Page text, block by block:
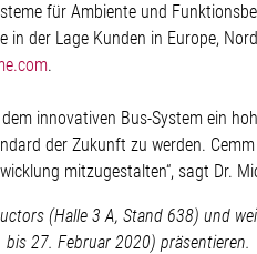
für Ambiente und
in der Lage Kunden in Europe,
.
dem innovativen Bus-System ein
der Zukunft zu werden.
mitzugestalten“, sagt Dr.
(Halle 3 A, Stand 638) und
27. Februar 2020) präsentieren.